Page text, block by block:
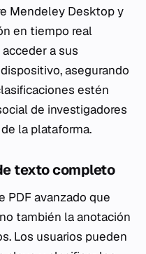
Mendeley Desktop y
en tiempo real
a sus
asegurando
estén
de investigadores
la plataforma.
texto completo
PDF avanzado que
también la anotación
Los usuarios pueden